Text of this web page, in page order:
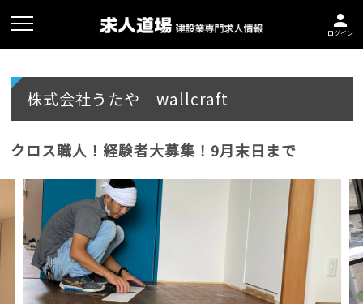
person
ログイン
株式会社うたや wallcraft
クロス職人！経験者大募集！9月末日まで